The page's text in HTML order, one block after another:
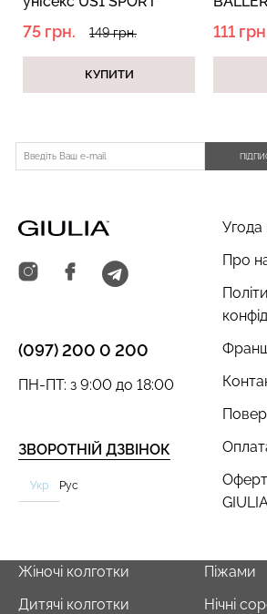
(чорний)
75 грн. 149 грн.
КУПИТИ
grey
111
Угода
Про
(097) 200 0 200
ЗВОРОТНІЙ ДЗВІНОК
ПН-ПТ: з 9:00 до 18:00
Укр Рус
Жіночі колготки
Дитячі колготки
Піжами
Нічні
299 грн.
499 грн.
279 грн.
корекцією BRA
489 грн.699 грн.
454 грн.